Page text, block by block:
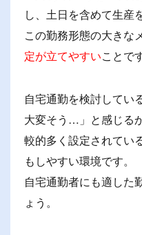
し、土日を含めて生産
この勤務形態の大きな
定が立てやすいことで
自宅通勤を検討してい
大変そう…」と感じる
較的多く設定されてい
もしやすい環境です。
自宅通勤者にも適した
ょう。